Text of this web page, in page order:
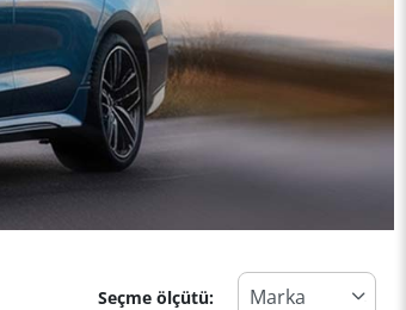
Seçme ölçütü: